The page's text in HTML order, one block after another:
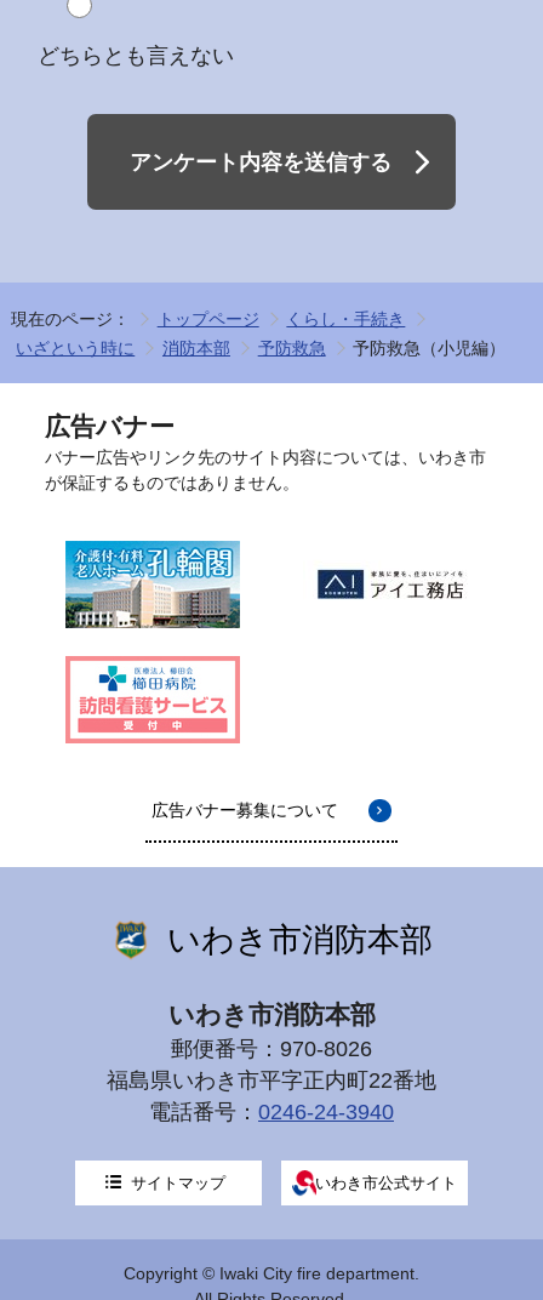
どちらとも言えない
アンケート内容を送信する
現在のページ： トップページ
くらし・手続き
いざという時に
消防本部 予防救急 予防救急（小児編）
広告バナー
バナー広告やリンク先のサイト内容については、いわき市
が保証するものではありません。
広告バナー募集について
いわき市消防本部
いわき市消防本部
郵便番号：970-8026
福島県いわき市平字正内町22番地
電話番号： 0246-24-3940
サイトマップ いわき市公式サイト
Copyright © Iwaki City fire department.